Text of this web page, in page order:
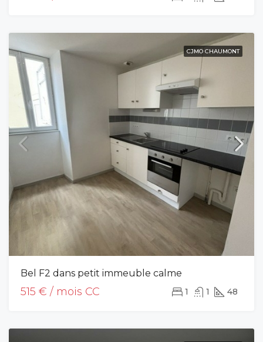
CJMO CHAUMONT
Bel F2 dans petit immeuble calme
515 € / mois CC 1 1 48